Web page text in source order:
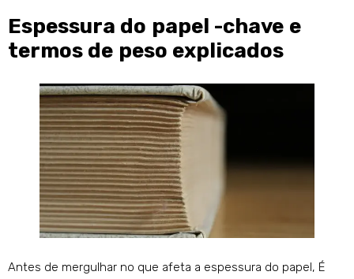
Espessura do papel -chave e
termos de peso explicados
Antes de mergulhar no que afeta a espessura do papel, É